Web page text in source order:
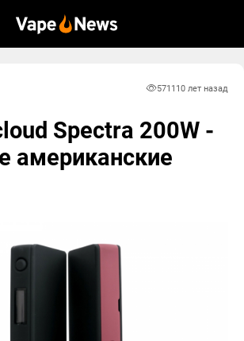
5711 10 лет назад
Spectra 200W -
американские